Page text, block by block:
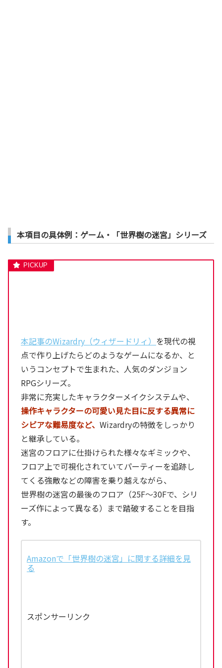
本項目の具体例：ゲーム・「世界樹の迷宮」シリーズ
本記事のWizardry（ウィザードリィ） を現代の視
点で作り上げたらどのようなゲームになるか、と
いうコンセプトで生まれた、人気のダンジョン
RPGシリーズ。
非常に充実したキャラクターメイクシステムや、
操作キャラクターの可愛い見た目に反する異常に
シビアな難易度など、 Wizardryの特徴をしっかり
と継承している。
迷宮のフロアに仕掛けられた様々なギミックや、
フロア上で可視化されていてパーティーを追跡し
てくる強敵などの障害を乗り越えながら、
世界樹の迷宮の最後のフロア（25F～30Fで、シリ
ーズ作によって異なる）まで踏破することを目指
す。
Amazonで「世界樹の迷宮」に関する詳細を見
る
スポンサーリンク